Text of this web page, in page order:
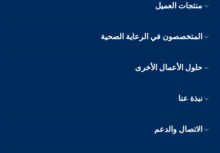
منتجات العميل
المتخصصون في الرعاية الصحية
حلول الأعمال الأخرى
نبذة عنا
الاتصال والدعم